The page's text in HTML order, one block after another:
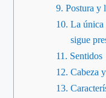
Postura y
La única
sigue
Sentidos
Cabeza